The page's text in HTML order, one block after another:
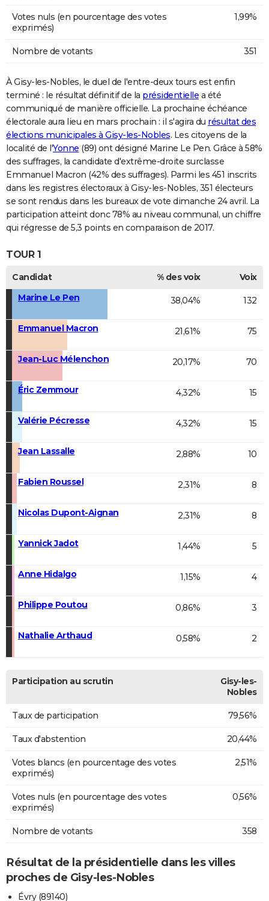
Votes nuls (en pourcentage des votes
exprimés)
1,99%
Nombre de votants 351
À Gisy-les-Nobles, le duel de l'entre-deux tours est enfin
terminé : le résultat définitif de la présidentielle a été
communiqué de manière officielle. La prochaine échéance
électorale aura lieu en mars prochain : il s'agira du résultat des
élections municipales à Gisy-les-Nobles. Les citoyens de la
localité de l'Yonne (89) ont désigné Marine Le Pen. Grâce à 58%
des suffrages, la candidate d'extrême-droite surclasse
Emmanuel Macron (42% des suffrages). Parmi les 451 inscrits
dans les registres électoraux à Gisy-les-Nobles, 351 électeurs
se sont rendus dans les bureaux de vote dimanche 24 avril. La
participation atteint donc 78% au niveau communal, un chiffre
qui régresse de 5,3 points en comparaison de 2017.
TOUR 1
Candidat % des voix
Voix
Marine Le Pen
38,04% 132
Emmanuel Macron 21,61% 75
Jean-Luc Mélenchon 20,17% 70
Éric Zemmour 4,32% 15
Valérie Pécresse 4,32% 15
Jean Lassalle 2,88% 10
Fabien Roussel 2,31% 8
Nicolas Dupont-Aignan 2,31% 8
Yannick Jadot 1,44% 5
Anne Hidalgo 1,15% 4
Philippe Poutou 0,86% 3
Nathalie Arthaud 0,58% 2
Participation au scrutin
Gisy-les-
Nobles
Taux de participation 79,56%
Taux d'abstention 20,44%
Votes blancs (en pourcentage des votes
exprimés)
2,51%
Votes nuls (en pourcentage des votes
exprimés)
0,56%
Nombre de votants 358
Résultat de la présidentielle dans les villes
proches de Gisy-les-Nobles
Évry (89140)